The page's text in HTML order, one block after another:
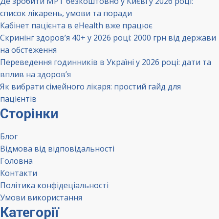
список лікарень, умови та поради
Кабінет пацієнта в eHealth вже працює
Скринінг здоров’я 40+ у 2026 році: 2000 грн від держави
на обстеження
Переведення годинників в Україні у 2026 році: дати та
вплив на здоров’я
Як вибрати сімейного лікаря: простий гайд для
пацієнтів
Сторінки
Блог
Відмова від відповідальності
Головна
Контакти
Політика конфідеціальності
Умови використання
Категорії